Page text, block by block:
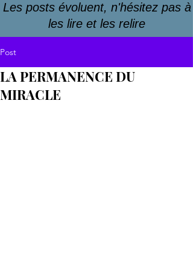
Les posts évoluent, n'hésitez pas à
les lire et les relire
Post
LA PERMANENCE DU
MIRACLE